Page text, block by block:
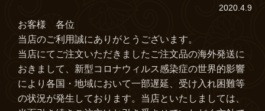
2020.4.9
お客様 各位
当店のご利用誠にありがとうございます。
当店にてご注文いただきましたご注文品の海外発送に
おきまして、新型コロナウィルス感染症の世界的影響
により各国・地域において一部遅延、受け入れ困難等
の状況が発生しております。当店といたしましては、